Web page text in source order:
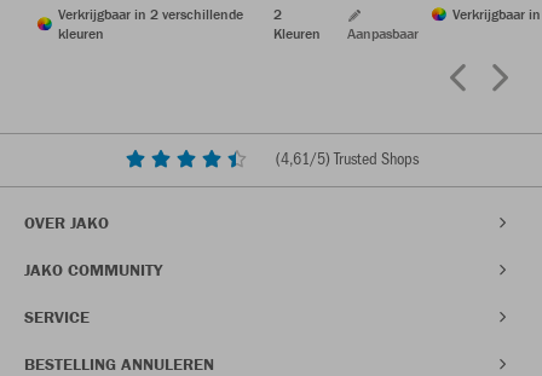
Verkrijgbaar in 2 verschillende
kleuren
2
Kleuren
Aanpasbaar
Verkrijgbaar
(4,61/5) Trusted Shops
OVER JAKO
JAKO COMMUNITY
SERVICE
BESTELLING ANNULEREN